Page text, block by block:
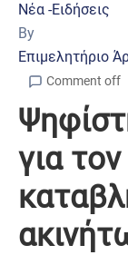
Νέα -Ειδήσεις
By
Επιμελητήριο
Comment off
για